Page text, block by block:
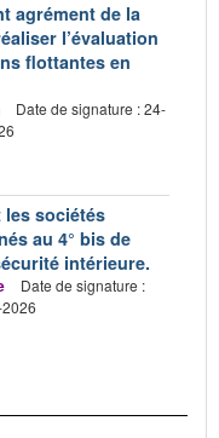
agrément de la
l’évaluation
flottantes en
Date de signature : 24-
les sociétés
au 4° bis de
intérieure.
Date de signature :